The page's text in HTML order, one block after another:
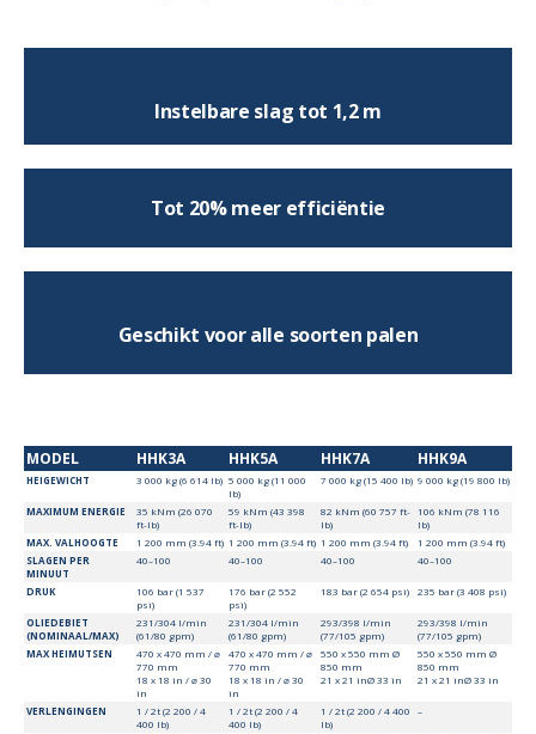
Instelbare slag tot 1,2 m
Tot 20% meer efficiëntie
Geschikt voor alle soorten palen
MODEL HHK3A HHK5A HHK7A HHK9A
HEIGEWICHT 3 000 kg (6 614 lb) 5 000 kg (11 000
lb)
7 000 kg (15 400 lb) 9 000 kg (19 800 lb)
MAXIMUM ENERGIE
35 kNm (26 070
ft-lb)
59 kNm (43 398
ft-lb)
82 kNm (60 757 ft-
lb)
106 kNm (78 116
lb)
MAX. VALHOOGTE
1 200 mm (3.94 ft) 1 200 mm (3.94 ft) 1 200 mm (3.94 ft)
1 200 mm (3.94 ft)
SLAGEN PER
MINUUT
40–100 40–100 40–100 40–100
DRUK
106 bar (1 537
psi)
176 bar (2 552
psi)
183 bar (2 654 psi) 235 bar (3 408 psi)
OLIEDEBIET
(NOMINAAL/MAX)
231/304 l/min
(61/80 gpm)
231/304 l/min
(61/80 gpm)
293/398 l/min
(77/105 gpm)
293/398 l/min
(77/105 gpm)
MAX HEIMUTSEN
470 x 470 mm / ⌀
770 mm
18 x 18 in / ⌀ 30
in
470 x 470 mm / ⌀
770 mm
18 x 18 in / ⌀ 30
in
550 x 550 mm Ø
850 mm
21 x 21 inØ 33 in
550 x 550 mm Ø
850 mm
21 x 21 inØ 33 in
VERLENGINGEN
1 / 2t (2 200 / 4
400 lb)
1 / 2t (2 200 / 4
400 lb)
1 / 2t (2 200 / 4 400
lb)
–